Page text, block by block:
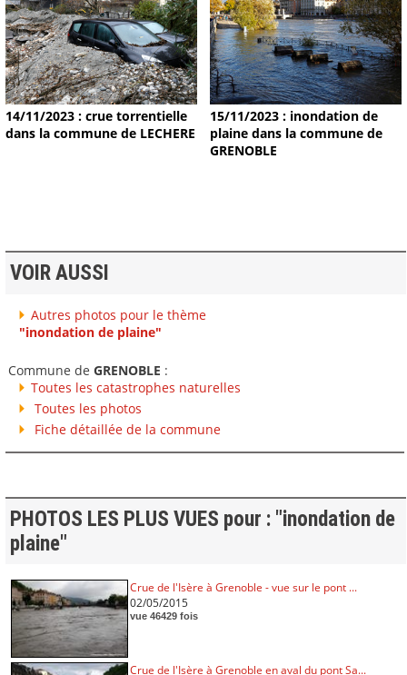
14/11/2023 : crue torrentielle
dans la commune de LECHERE
15/11/2023 : inondation de
plaine dans la commune de
GRENOBLE
VOIR AUSSI
Autres photos pour le thème
"inondation de plaine"
Commune de GRENOBLE :
Toutes les catastrophes naturelles
Toutes les photos
Fiche détaillée de la commune
PHOTOS LES PLUS VUES pour : "inondation de
plaine"
Crue de l'Isère à Grenoble - vue sur le pont ...
02/05/2015
vue 46429 fois
Crue de l'Isère à Grenoble en aval du pont Sa...